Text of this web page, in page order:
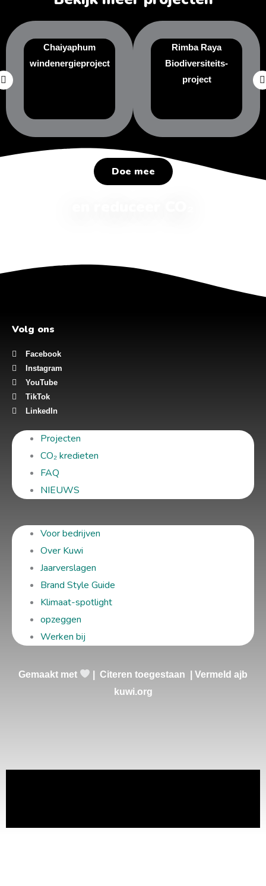
Chaiyaphum
windenergieproject
Rimba Raya
Biodiversiteits-
project
Doe mee
Volg ons
Facebook
Instagram
YouTube
TikTok
LinkedIn
Projecten
CO₂ kredieten
FAQ
NIEUWS
Voor bedrijven
Over Kuwi
Jaarverslagen
Brand Style Guide
Klimaat-spotlight
opzeggen
Werken bij
Gemaakt met
| Citeren toegestaan | Vermeld ajb
kuwi.org